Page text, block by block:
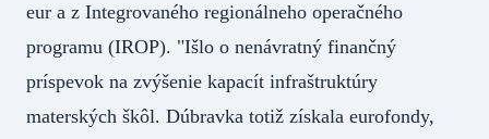
eur a z Integrovaného regionálneho operačného
programu (IROP). "Išlo o nenávratný finančný
príspevok na zvýšenie kapacít infraštruktúry
materských škôl. Dúbravka totiž získala eurofondy,